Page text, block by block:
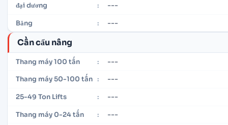
đại dương : ---
Băng : ---
Cần cẩu nâng
Thang máy 100 tấn : ---
Thang máy 50-100 tấn : ---
25-49 Ton Lifts : ---
Thang máy 0-24 tấn : ---